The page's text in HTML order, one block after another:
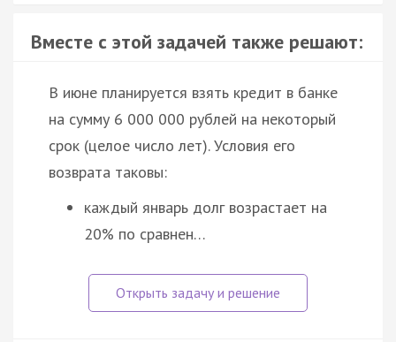
Вместе с этой задачей также решают:
В июне планируется взять кредит в банке
на сумму 6 000 000 рублей на некоторый
срок (целое число лет). Условия его
возврата таковы:
каждый январь долг возрастает на
20% по сравнен…